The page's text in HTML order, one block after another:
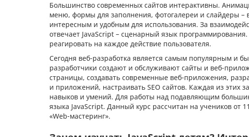
Большинство современных сайтов интерактивны.
меню, формы для заполнения, фотогалереи и слайдеры –
интересным и удобным для использования. За
отвечает JavaScript – сценарный язык
реагировать на каждое действие пользователя.
Сегодня веб-разработка является самым популярным и
разработчики создают и обслуживают сайты и веб-
страницы, создавать современные веб-приложения,
и приложений, настраивать SEO сайтов. Каждая из этих
навыков и умений. Для работы над подавляющим
языка JavaScript. Данный курс рассчитан на учеников от
«Web-мастеринг».